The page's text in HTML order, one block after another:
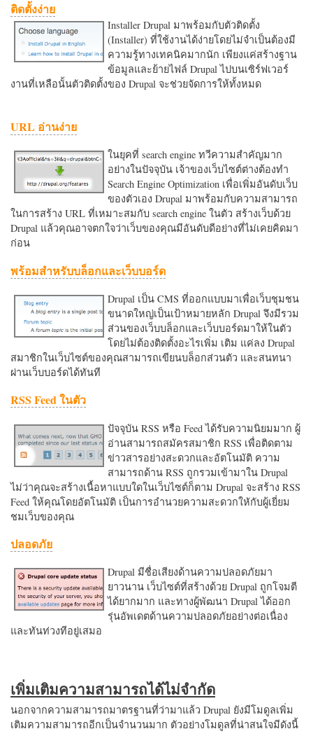
ติดตั้งง่าย
Installer Drupal มาพร้อมกับตัวติดตั้ง
(Installer) ที่ใช้งานได้ง่ายโดยไม่จำเป็นต้องมี
ความรู้ทางเทคนิคมากนัก เพียงแค่สร้างฐาน
ข้อมูลและย้ายไฟล์ Drupal ไปบนเซิร์ฟเวอร์
งานที่เหลือนั้นตัวติดตั้งของ Drupal จะช่วยจัดการให้ทั้งหมด
URL อ่านง่าย
ในยุคที่ search engine ทวีความสำคัญมาก
อย่างในปัจจุบัน เจ้าของเว็บไซต์ต่างต้องทำ
Search Engine Optimization เพื่อเพิ่มอันดับเว็บ
ของตัวเอง Drupal มาพร้อมกับความสามารถ
ในการสร้าง URL ที่เหมาะสมกับ search engine ในตัว สร้างเว็บด้วย
Drupal แล้วคุณอาจตกใจว่าเว็บของคุณมีอันดับดีอย่างที่ไม่เคยคิดมา
ก่อน
พร้อมสำหรับบล็อกและเว็บบอร์ด
Drupal เป็น CMS ที่ออกแบบมาเพื่อเว็บชุมชน
ขนาดใหญ่เป็นเป้าหมายหลัก Drupal จึงมีรวม
ส่วนของเว็บบล็อกและเว็บบอร์ดมาให้ในตัว
โดยไม่ต้องติดตั้งอะไรเพิ่ม เติม แค่ลง Drupal
สมาชิกในเว็บไซต์ของคุณสามารถเขียนบล็อกส่วนตัว และสนทนา
ผ่านเว็บบอร์ดได้ทันที
RSS Feed ในตัว
ปัจจุบัน RSS หรือ Feed ได้รับความนิยมมาก ผู้
อ่านสามารถสมัครสมาชิก RSS เพื่อติดตาม
ข่าวสารอย่างสะดวกและอัตโนมัติ ความ
สามารถด้าน RSS ถูกรวมเข้ามาใน Drupal
ไม่ว่าคุณจะสร้างเนื้อหาแบบใดในเว็บไซต์ก็ตาม Drupal จะสร้าง RSS
Feed ให้คุณโดยอัตโนมัติ เป็นการอำนวยความสะดวกใหักับผู้เยี่ยม
ชมเว็บของคุณ
ปลอดภัย
Drupal มีชื่อเสียงด้านความปลอดภัยมา
ยาวนาน เว็บไซต์ที่สร้างด้วย Drupal ถูกโจมตี
ได้ยากมาก และทางผู้พัฒนา Drupal ได้ออก
รุ่นอัพเดตด้านความปลอดภัยอย่างต่อเนื่อง
และทันท่วงทีอยู่เสมอ
เพิ่มเติมความสามารถได้ไม่จำกัด
นอกจากความสามารถมาตรฐานที่ว่ามาแล้ว Drupal ยังมีโมดูลเพิ่ม
เติมความสามารถอีกเป็นจำนวนมาก ตัวอย่างโมดูลที่น่าสนใจมีดังนี้